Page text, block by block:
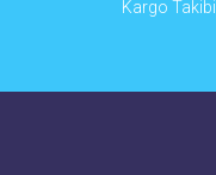
Kargo Takibi